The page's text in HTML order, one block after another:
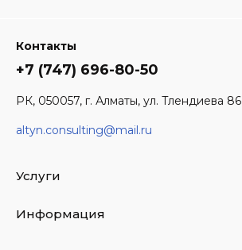
Контакты
+7 (747) 696-80-50
РК, 050057, г. Алматы, ул. Тлендиева 86
altyn.consulting@mail.ru
Услуги
Информация